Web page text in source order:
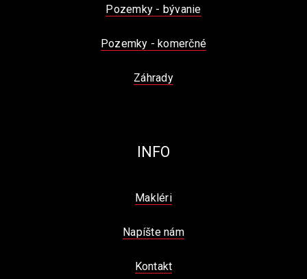
Pozemky - bývanie
Pozemky - komerčné
Záhrady
INFO
Makléri
Napíšte nám
Kontakt